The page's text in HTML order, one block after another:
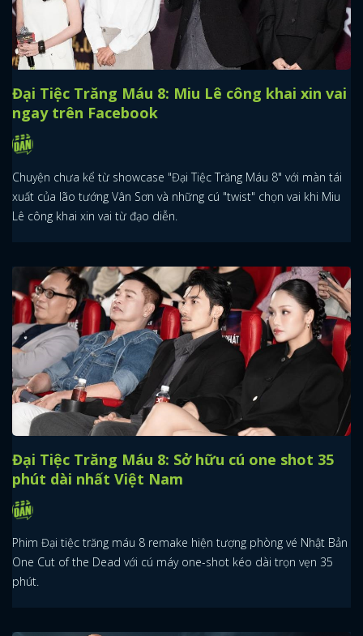
FACEBOOK GOOGLE
Đại Tiệc Trăng Máu 8: Miu Lê công khai xin vai
ngay trên Facebook
Chuyện chưa kể từ showcase "Đại Tiệc Trăng Máu 8" với màn tái
xuất của lão tướng Vân Sơn và những cú "twist" chọn vai khi Miu
Lê công khai xin vai từ đạo diễn.
Đại Tiệc Trăng Máu 8: Sở hữu cú one shot 35
phút dài nhất Việt Nam
Phim Đại tiệc trăng máu 8 remake hiện tượng phòng vé Nhật Bản
One Cut of the Dead với cú máy one-shot kéo dài trọn vẹn 35
phút.